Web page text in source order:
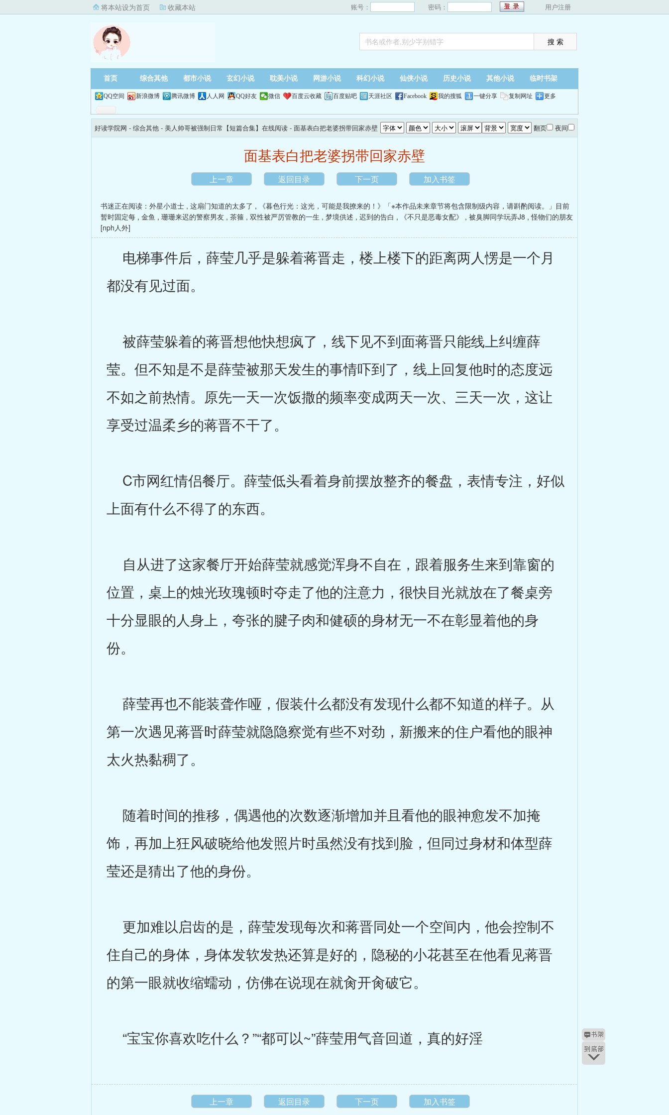
将本站设为首页 收藏本站 账号： 密码： 用户注册
首页 综合其他 都市小说 玄幻小说 耽美小说 网游小说 科幻小说 仙侠小说 历史小说 其他小说 临时书架
QQ空间 新浪微博 腾讯微博 人人网 QQ好友 微信 百度云收藏 百度贴吧 天涯社区 Facebook 我的搜狐 一键分享 复制网址 更多
好读学院网 - 综合其他 - 美人帅哥被强制日常【短篇合集】在线阅读 - 面基表白把老婆拐带回家赤壁 翻页 夜间
面基表白把老婆拐带回家赤壁
上一章 返回目录 下一页 加入书签
书迷正在阅读： 外星小道士 , 这扇门知道的太多了 ,
《暮色行光：这光，可能是我撩来的！》「※本作品未来章节将包含限制级内容，请斟酌阅读。」目前
暂时固定每 , 金鱼 , 珊珊来迟的警察男友 , 茶箍 , 双性被严厉管教的一生 , 梦境供述 , 迟到的告白 , 《不只是恶毒女配》 , 被臭脚同学玩弄J8 ,怪物们的朋友
[nph人外]
电梯事件后，薛莹几乎是躲着蒋晋走，楼上楼下的距离两人愣是一个月
都没有见过面。
被薛莹躲着的蒋晋想他快想疯了，线下见不到面蒋晋只能线上纠缠薛
莹。但不知是不是薛莹被那天发生的事情吓到了，线上回复他时的态度远
不如之前热情。原先一天一次饭撒的频率变成两天一次、三天一次，这让
享受过温柔乡的蒋晋不干了。
C市网红情侣餐厅。薛莹低头看着身前摆放整齐的餐盘，表情专注，好似
上面有什么不得了的东西。
自从进了这家餐厅开始薛莹就感觉浑身不自在，跟着服务生来到靠窗的
位置，桌上的烛光玫瑰顿时夺走了他的注意力，很快目光就放在了餐桌旁
十分显眼的人身上，夸张的腱子肉和健硕的身材无一不在彰显着他的身
份。
薛莹再也不能装聋作哑，假装什么都没有发现什么都不知道的样子。从
第一次遇见蒋晋时薛莹就隐隐察觉有些不对劲，新搬来的住户看他的眼神
太火热黏稠了。
随着时间的推移，偶遇他的次数逐渐增加并且看他的眼神愈发不加掩
饰，再加上狂风破晓给他发照片时虽然没有找到脸，但同过身材和体型薛
莹还是猜出了他的身份。
更加难以启齿的是，薛莹发现每次和蒋晋同处一个空间内，他会控制不
住自己的身体，身体发软发热还算是好的，隐秘的小花甚至在他看见蒋晋
的第一眼就收缩蠕动，仿佛在说现在就肏开肏破它。
“宝宝你喜欢吃什么？”“都可以~”薛莹用气音回道，真的好淫
上一章 返回目录 下一页 加入书签